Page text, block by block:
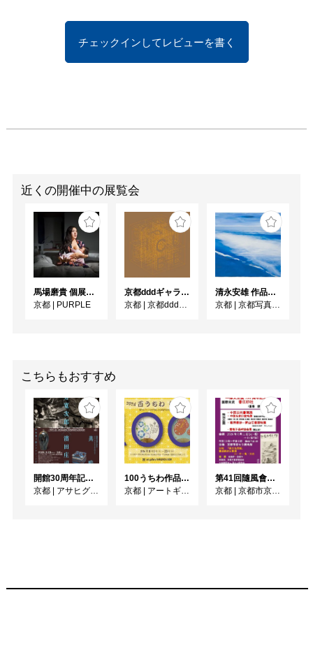
チェックインしてレビューを書く
近くの開催中の展覧会
馬場磨貴 個展 「DONOR」
京都
PURPLE
京都dddギャラリー第252回企画展 GRAPHIC CUBE –シアターポスター DNPグラフィックデザイン・アーカイブより
京都
京都dddギャラリー
清永安雄 作品展「Sea」
京都
京都写真美術館 ギャラリー・ジャパネスク
こちらもおすすめ
開館30周年記念 山本爲三郎・河井寬次郎没後60年記念 「共鳴 河井寬次郎 × 濱田庄司 ー山本爲三郎コレクションより」
京都
アサヒグループ大山崎山荘美術館
100うちわ作品展2026
京都
アートギャラリー博宝堂
第41回隨風會書法篆刻展
京都
京都市京セラ美術館